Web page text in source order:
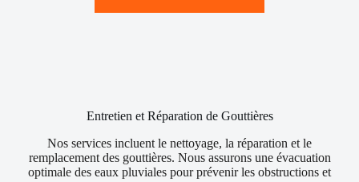
Entretien et Réparation de Gouttières
Nos services incluent le nettoyage, la réparation et le
remplacement des gouttières. Nous assurons une évacuation
optimale des eaux pluviales pour prévenir les obstructions et